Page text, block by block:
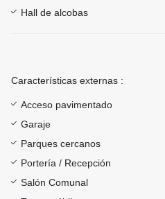
Hall de alcobas
Características externas :
Acceso pavimentado
Garaje
Parques cercanos
Portería / Recepción
Salón Comunal